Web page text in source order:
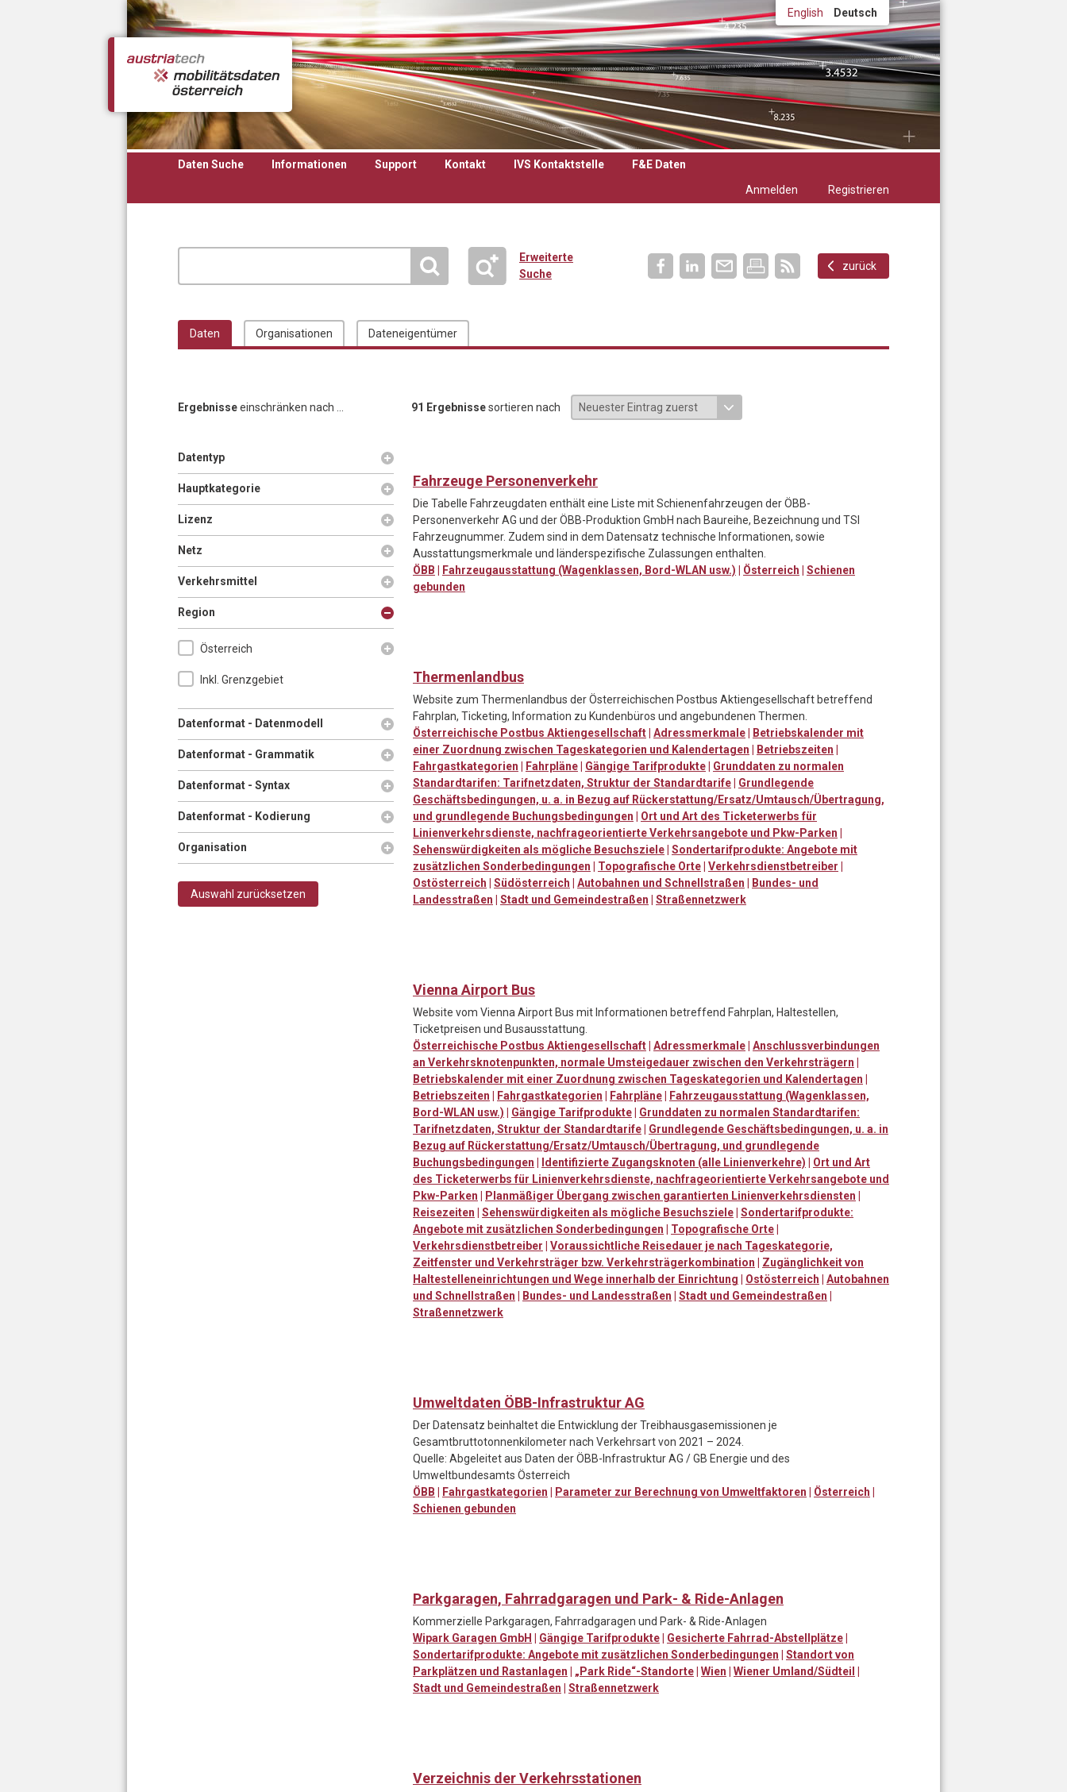
English Deutsch
Daten Suche Informationen Support Kontakt IVS Kontaktstelle
F&E Daten
Anmelden
Registrieren
Erweiterte
Suche
zurück
Daten Organisationen Dateneigentümer
Ergebnisseeinschränken nach ... 91 Ergebnissesortieren nach
Anzeigen
Datentyp
Anzeigen
Hauptkategorie
Anzeigen
Lizenz
Anzeigen
Netz
Anzeigen
Verkehrsmittel
Ausblenden
Region
Österreich
Inkl. Grenzgebiet
Anzeigen
Datenformat - Datenmodell
Anzeigen
Datenformat - Grammatik
Anzeigen
Datenformat - Syntax
Anzeigen
Datenformat - Kodierung
Anzeigen
Organisation
Fahrzeuge Personenverkehr
Die Tabelle Fahrzeugdaten enthält eine Liste mit Schienenfahrzeugen der ÖBB-
Personenverkehr AG und der ÖBB-Produktion GmbH nach Baureihe, Bezeichnung und TSI
Fahrzeugnummer. Zudem sind in dem Datensatz technische Informationen, sowie
Ausstattungsmerkmale und länderspezifische Zulassungen enthalten.
ÖBB | Fahrzeugausstattung (Wagenklassen, Bord-WLAN usw.) | Österreich | Schienen
gebunden
Thermenlandbus
Website zum Thermenlandbus der Österreichischen Postbus Aktiengesellschaft betreffend
Fahrplan, Ticketing, Information zu Kundenbüros und angebundenen Thermen.
Österreichische Postbus Aktiengesellschaft| Adressmerkmale| Betriebskalender mit
einer Zuordnung zwischen Tageskategorien und Kalendertagen | Betriebszeiten |
Fahrgastkategorien | Fahrpläne| Gängige Tarifprodukte| Grunddaten zu normalen
Standardtarifen: Tarifnetzdaten, Struktur der Standardtarife| Grundlegende
Geschäftsbedingungen, u. a. in Bezug auf Rückerstattung/Ersatz/Umtausch/Übertragung,
und grundlegende Buchungsbedingungen | Ort und Art des Ticketerwerbs für
Linienverkehrsdienste, nachfrageorientierte Verkehrsangebote und Pkw-Parken |
Sehenswürdigkeiten als mögliche Besuchsziele| Sondertarifprodukte: Angebote mit
zusätzlichen Sonderbedingungen | Topografische Orte| Verkehrsdienstbetreiber |
Ostösterreich | Südösterreich | Autobahnen und Schnellstraßen | Bundes- und
Landesstraßen | Stadt und Gemeindestraßen | Straßennetzwerk
Vienna Airport Bus
Website vom Vienna Airport Bus mit Informationen betreffend Fahrplan, Haltestellen,
Ticketpreisen und Busausstattung.
Österreichische Postbus Aktiengesellschaft| Adressmerkmale| Anschlussverbindungen
an Verkehrsknotenpunkten, normale Umsteigedauer zwischen den Verkehrsträgern |
Betriebskalender mit einer Zuordnung zwischen Tageskategorien und Kalendertagen |
Betriebszeiten | Fahrgastkategorien | Fahrpläne| Fahrzeugausstattung (Wagenklassen,
Bord-WLAN usw.) | Gängige Tarifprodukte| Grunddaten zu normalen Standardtarifen:
Tarifnetzdaten, Struktur der Standardtarife| Grundlegende Geschäftsbedingungen, u. a. in
Bezug auf Rückerstattung/Ersatz/Umtausch/Übertragung, und grundlegende
Buchungsbedingungen | Identifizierte Zugangsknoten (alle Linienverkehre) | Ort und Art
des Ticketerwerbs für Linienverkehrsdienste, nachfrageorientierte Verkehrsangebote und
Pkw-Parken | Planmäßiger Übergang zwischen garantierten Linienverkehrsdiensten |
Reisezeiten | Sehenswürdigkeiten als mögliche Besuchsziele| Sondertarifprodukte:
Angebote mit zusätzlichen Sonderbedingungen | Topografische Orte|
Verkehrsdienstbetreiber | Voraussichtliche Reisedauer je nach Tageskategorie,
Zeitfenster und Verkehrsträger bzw. Verkehrsträgerkombination | Zugänglichkeit von
Haltestelleneinrichtungen und Wege innerhalb der Einrichtung | Ostösterreich | Autobahnen
und Schnellstraßen | Bundes- und Landesstraßen | Stadt und Gemeindestraßen |
Straßennetzwerk
Umweltdaten ÖBB-Infrastruktur AG
Der Datensatz beinhaltet die Entwicklung der Treibhausgasemissionen je
Gesamtbruttotonnenkilometer nach Verkehrsart von 2021 – 2024.
Quelle: Abgeleitet aus Daten der ÖBB-Infrastruktur AG / GB Energie und des
Umweltbundesamts Österreich
ÖBB | Fahrgastkategorien | Parameter zur Berechnung von Umweltfaktoren | Österreich |
Schienen gebunden
Parkgaragen, Fahrradgaragen und Park- & Ride-Anlagen
Kommerzielle Parkgaragen, Fahrradgaragen und Park- & Ride-Anlagen
Wipark Garagen GmbH | Gängige Tarifprodukte| Gesicherte Fahrrad-Abstellplätze|
Sondertarifprodukte: Angebote mit zusätzlichen Sonderbedingungen | Standort von
Parkplätzen und Rastanlagen | „Park Ride“-Standorte| Wien | Wiener Umland/Südteil |
Stadt und Gemeindestraßen | Straßennetzwerk
Verzeichnis der Verkehrsstationen
Seiten